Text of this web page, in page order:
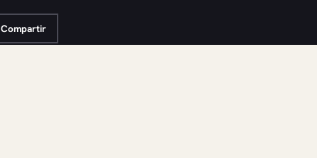
Compartir